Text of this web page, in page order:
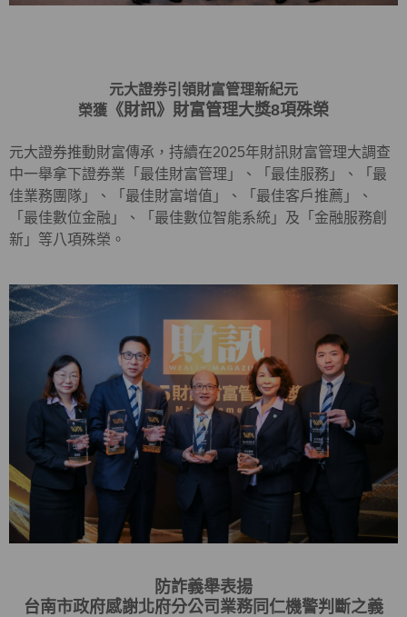
元大證券引領財富管理新紀元
榮獲 《財訊》財富管理大獎8項殊榮
元大證券推動財富傳承，持續在2025年財訊財富管理大調查
中一舉拿下證券業「最佳財富管理」、「最佳服務」、「最
佳業務團隊」、「最佳財富增值」、「最佳客戶推薦」、
「最佳數位金融」、「最佳數位智能系統」及「金融服務創
新」等八項殊榮。
防詐義舉表揚
台南市政府感謝北府分公司業務同仁機警判斷之義